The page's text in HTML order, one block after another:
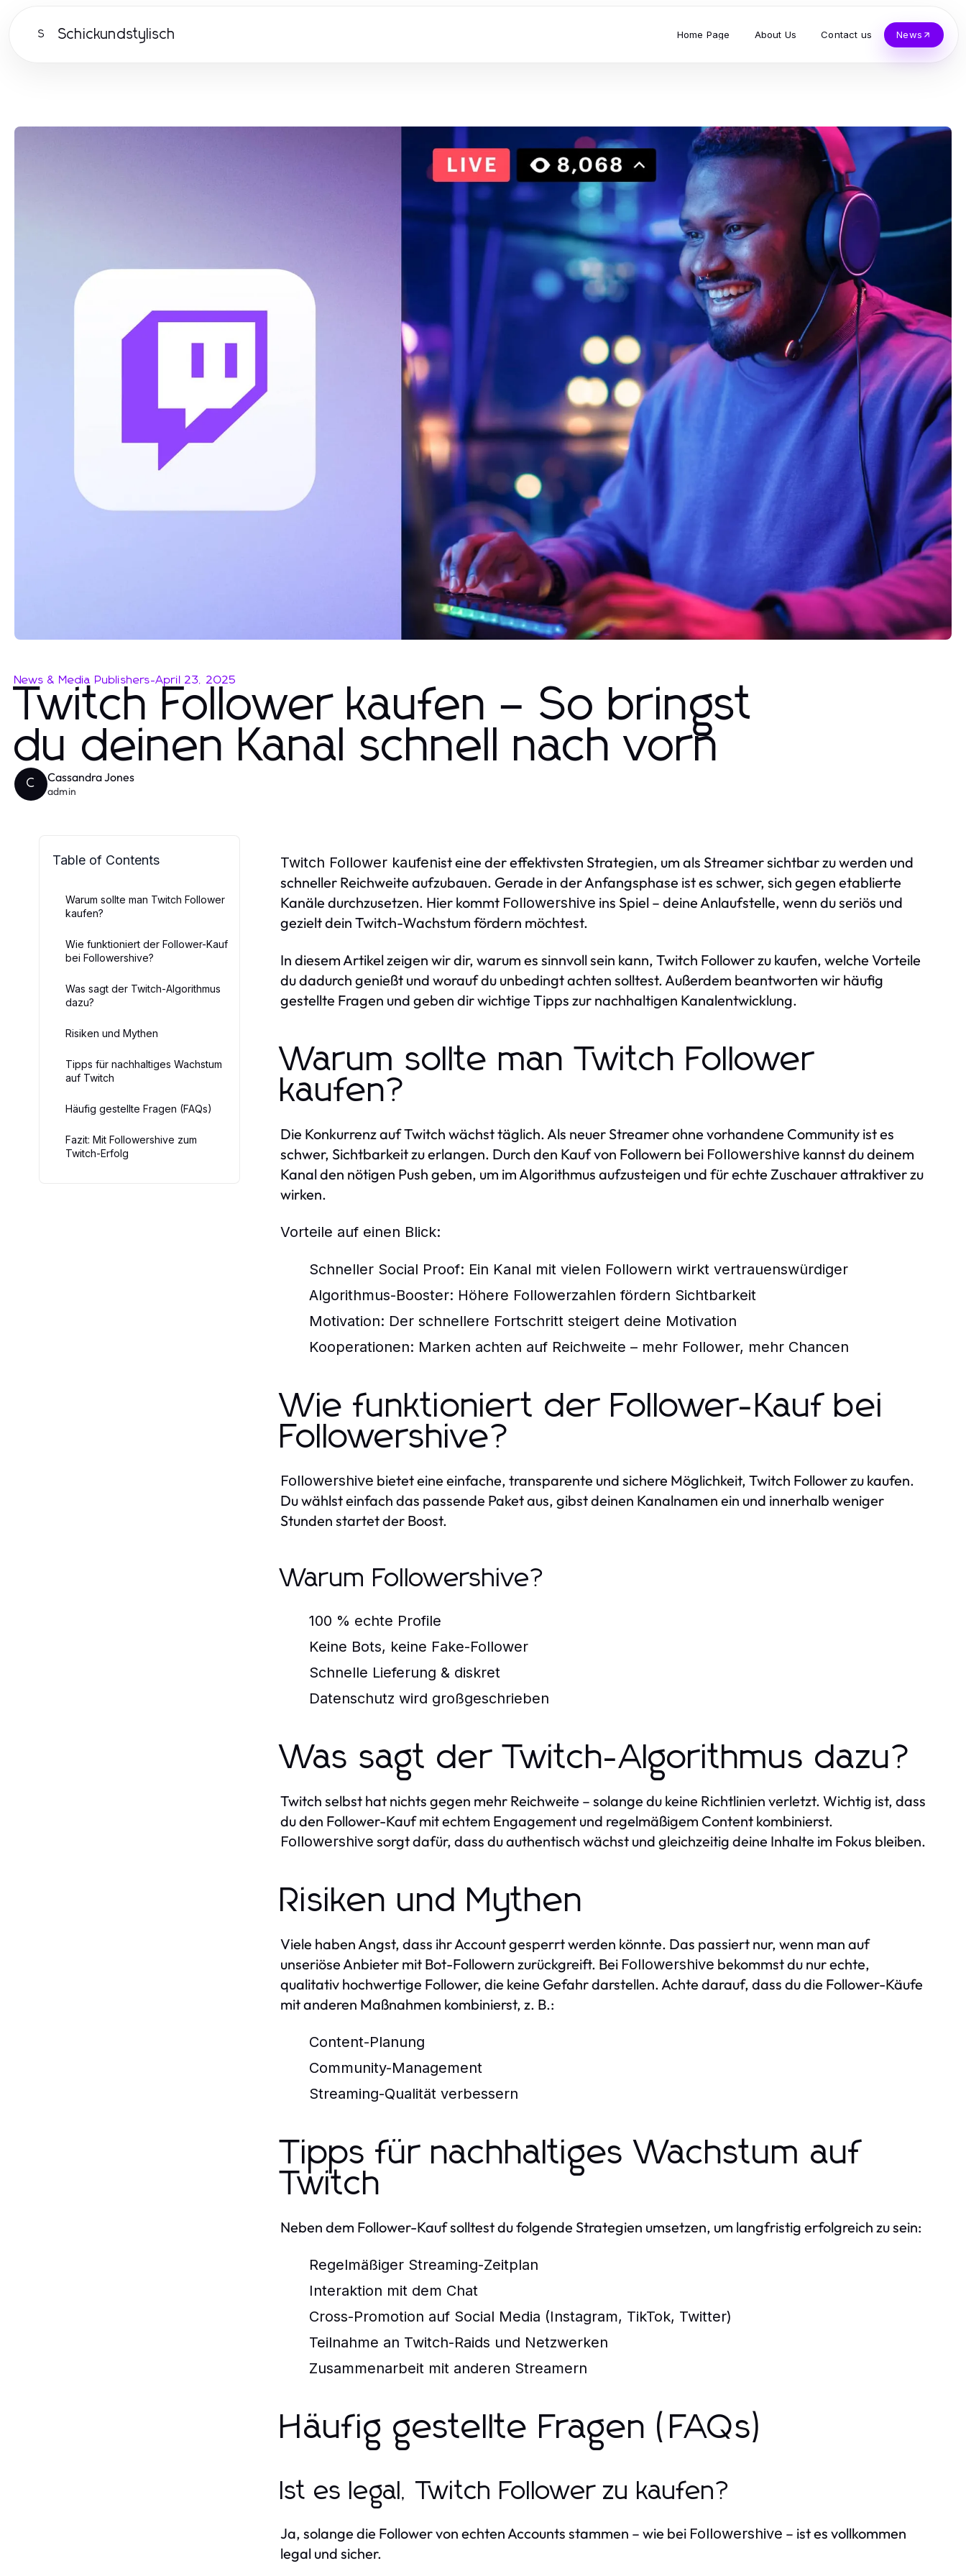
S Schickundstylisch Home Page About Us Contact us News
News & Media Publishers-April 23, 2025
Twitch Follower kaufen – So bringst
du deinen Kanal schnell nach vorn
C Cassandra Jones
admin
Table of Contents
Warum sollte man Twitch Follower
kaufen?
Wie funktioniert der Follower-Kauf
bei Followershive?
Was sagt der Twitch-Algorithmus
dazu?
Risiken und Mythen
Tipps für nachhaltiges Wachstum
auf Twitch
Häufig gestellte Fragen (FAQs)
Fazit: Mit Followershive zum
Twitch-Erfolg
Twitch Follower kaufenist eine der effektivsten Strategien, um als Streamer sichtbar zu werden und
schneller Reichweite aufzubauen. Gerade in der Anfangsphase ist es schwer, sich gegen etablierte
Kanäle durchzusetzen. Hier kommt Followershive ins Spiel – deine Anlaufstelle, wenn du seriös und
gezielt dein Twitch-Wachstum fördern möchtest.
In diesem Artikel zeigen wir dir, warum es sinnvoll sein kann, Twitch Follower zu kaufen, welche Vorteile
du dadurch genießt und worauf du unbedingt achten solltest. Außerdem beantworten wir häufig
gestellte Fragen und geben dir wichtige Tipps zur nachhaltigen Kanalentwicklung.
Warum sollte man Twitch Follower
kaufen?
Die Konkurrenz auf Twitch wächst täglich. Als neuer Streamer ohne vorhandene Community ist es
schwer, Sichtbarkeit zu erlangen. Durch den Kauf von Followern bei Followershive kannst du deinem
Kanal den nötigen Push geben, um im Algorithmus aufzusteigen und für echte Zuschauer attraktiver zu
wirken.
Vorteile auf einen Blick:
Schneller Social Proof: Ein Kanal mit vielen Followern wirkt vertrauenswürdiger
Algorithmus-Booster: Höhere Followerzahlen fördern Sichtbarkeit
Motivation: Der schnellere Fortschritt steigert deine Motivation
Kooperationen: Marken achten auf Reichweite – mehr Follower, mehr Chancen
Wie funktioniert der Follower-Kauf bei
Followershive?
Followershive bietet eine einfache, transparente und sichere Möglichkeit, Twitch Follower zu kaufen.
Du wählst einfach das passende Paket aus, gibst deinen Kanalnamen ein und innerhalb weniger
Stunden startet der Boost.
Warum Followershive?
100 % echte Profile
Keine Bots, keine Fake-Follower
Schnelle Lieferung & diskret
Datenschutz wird großgeschrieben
Was sagt der Twitch-Algorithmus dazu?
Twitch selbst hat nichts gegen mehr Reichweite – solange du keine Richtlinien verletzt. Wichtig ist, dass
du den Follower-Kauf mit echtem Engagement und regelmäßigem Content kombinierst.
Followershive sorgt dafür, dass du authentisch wächst und gleichzeitig deine Inhalte im Fokus bleiben.
Risiken und Mythen
Viele haben Angst, dass ihr Account gesperrt werden könnte. Das passiert nur, wenn man auf
unseriöse Anbieter mit Bot-Followern zurückgreift. Bei Followershive bekommst du nur echte,
qualitativ hochwertige Follower, die keine Gefahr darstellen. Achte darauf, dass du die Follower-Käufe
mit anderen Maßnahmen kombinierst, z. B.:
Content-Planung
Community-Management
Streaming-Qualität verbessern
Tipps für nachhaltiges Wachstum auf
Twitch
Neben dem Follower-Kauf solltest du folgende Strategien umsetzen, um langfristig erfolgreich zu sein:
Regelmäßiger Streaming-Zeitplan
Interaktion mit dem Chat
Cross-Promotion auf Social Media (Instagram, TikTok, Twitter)
Teilnahme an Twitch-Raids und Netzwerken
Zusammenarbeit mit anderen Streamern
Häufig gestellte Fragen (FAQs)
Ist es legal, Twitch Follower zu kaufen?
Ja, solange die Follower von echten Accounts stammen – wie bei Followershive – ist es vollkommen
legal und sicher.